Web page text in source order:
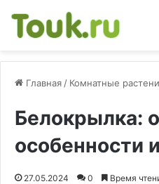
Главная / Комнатные
Белокрылка:
особенности
27.05.2024 0 Время